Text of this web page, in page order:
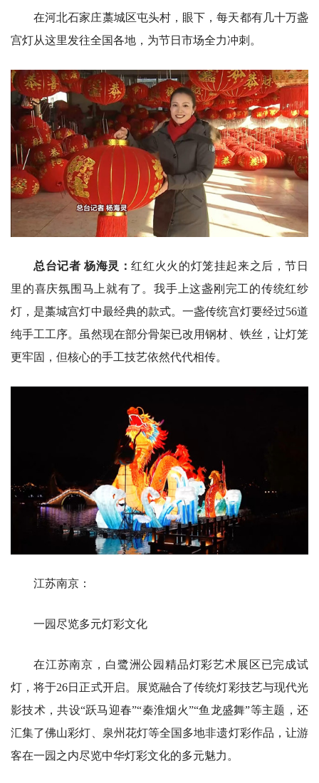
在河北石家庄藁城区屯头村，眼下，每天都有几十万盏
宫灯从这里发往全国各地，为节日市场全力冲刺。
总台记者 杨海灵：红红火火的灯笼挂起来之后，节日
里的喜庆氛围马上就有了。我手上这盏刚完工的传统红纱
灯，是藁城宫灯中最经典的款式。一盏传统宫灯要经过56道
纯手工工序。虽然现在部分骨架已改用钢材、铁丝，让灯笼
更牢固，但核心的手工技艺依然代代相传。
江苏南京：
一园尽览多元灯彩文化
在江苏南京，白鹭洲公园精品灯彩艺术展区已完成试
灯，将于26日正式开启。展览融合了传统灯彩技艺与现代光
影技术，共设“跃马迎春”“秦淮烟火”“鱼龙盛舞”等主题，还
汇集了佛山彩灯、泉州花灯等全国多地非遗灯彩作品，让游
客在一园之内尽览中华灯彩文化的多元魅力。